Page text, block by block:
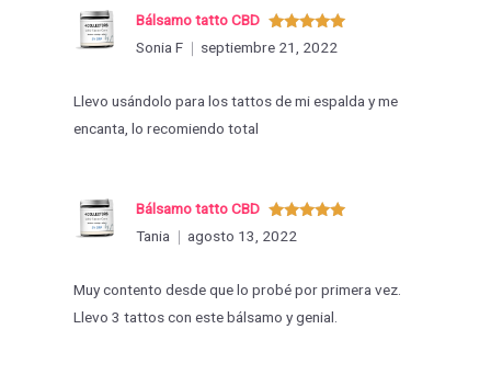
Valorado
con 5de 5
Bálsamo tatto CBD
Sonia F
septiembre 21, 2022
Llevo usándolo para los tattos de mi espalda y me
encanta, lo recomiendo total
Valorado
con
Bálsamo tatto CBD
Tania
agosto 13, 2022
Muy contento desde que lo probé por primera vez.
Llevo 3 tattos con este bálsamo y genial.